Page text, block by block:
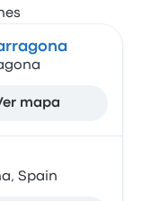
mapa
Spain